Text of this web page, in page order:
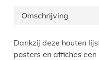
Omschrijving
Dankzij deze houten
posters en affiches